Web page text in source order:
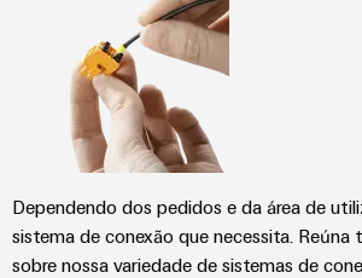
Dependendo dos pedidos e da área de
sistema de conexão que necessita. Reúna
sobre nossa variedade de sistemas de